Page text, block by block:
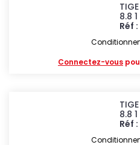
8.8 1
Réf
Connectez-vous
8.8 1
Réf